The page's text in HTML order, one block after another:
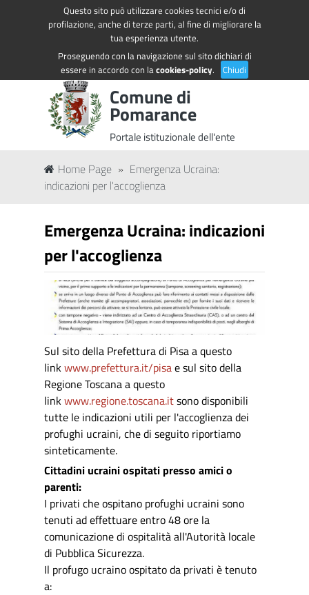
Questo sito può utilizzare cookies tecnici e/o di
profilazione, anche di terze parti, al fine di migliorare la
tua esperienza utente.
Proseguendo con la navigazione sul sito dichiari di
essere in accordo con lacookies-policy. Chiudi
Accedi ai servizi
Regione Toscana
Comune di
Pomarance
Portale istituzionale dell'ente
Home Page » Emergenza Ucraina:
indicazioni per l'accoglienza
Emergenza Ucraina: indicazioni
per l'accoglienza
Sul sito della Prefettura di Pisa a questo
linkwww.prefettura.it/pisae sul sito della
Regione Toscana a questo
linkwww.regione.toscana.itsono disponibili
tutte le indicazioni utili per l'accoglienza dei
profughi ucraini, che di seguito riportiamo
sinteticamente.
Cittadini ucraini ospitati presso amici o
parenti:
I privati che ospitano profughi ucraini sono
tenuti ad effettuare entro 48 ore la
comunicazione di ospitalità all'Autorità locale
di Pubblica Sicurezza.
Il profugo ucraino ospitato da privati è tenuto
a: